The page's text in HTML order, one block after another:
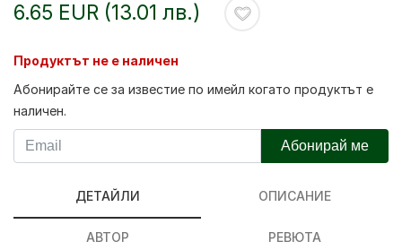
6.65 EUR (13.01 лв.)
Продуктът не е наличен
Абонирайте се за известие по имейл когато продуктът е
наличен.
Абонирай ме
ДЕТАЙЛИ ОПИСАНИЕ
АВТОР РЕВЮТА